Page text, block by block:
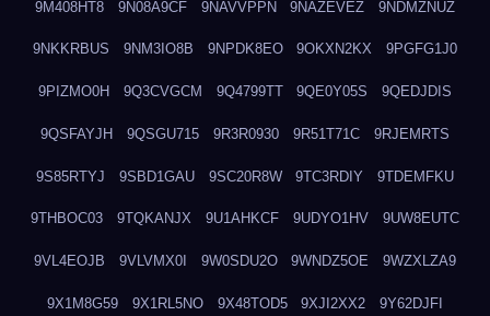
9M408HT8 9N08A9CF 9NAVVPPN 9NAZEVEZ 9NDMZNUZ
9NKKRBUS 9NM3IO8B 9NPDK8EO 9OKXN2KX 9PGFG1J0
9PIZMO0H 9Q3CVGCM 9Q4799TT 9QE0Y05S 9QEDJDIS
9QSFAYJH 9QSGU715 9R3R0930 9R51T71C 9RJEMRTS
9S85RTYJ 9SBD1GAU 9SC20R8W 9TC3RDIY 9TDEMFKU
9THBOC03 9TQKANJX 9U1AHKCF 9UDYO1HV 9UW8EUTC
9VL4EOJB 9VLVMX0I 9W0SDU2O 9WNDZ5OE 9WZXLZA9
9X1M8G59 9X1RL5NO 9X48TOD5 9XJI2XX2 9Y62DJFI